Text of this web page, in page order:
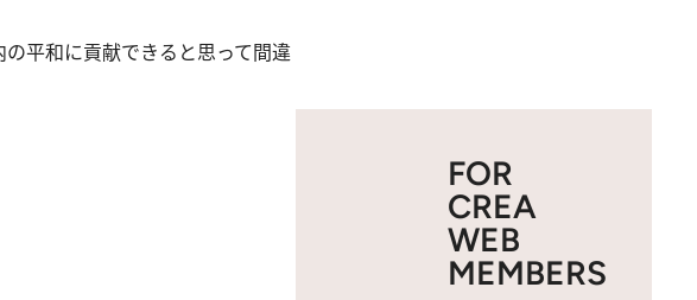
平和に貢献できると思って間違
FOR
CREA
WEB
MEMBERS